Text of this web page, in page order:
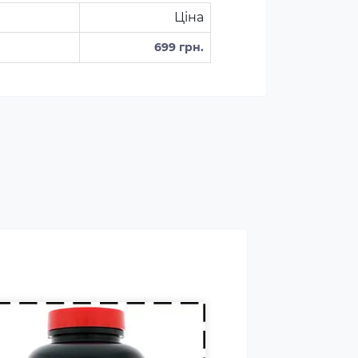
Ціна
699 грн.